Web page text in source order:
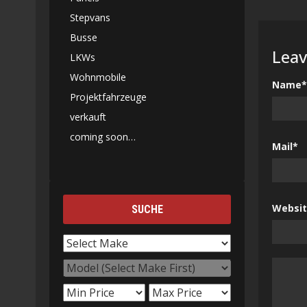
Name*
Mail*
Stepvans
Busse
LKWs
Wohnmobile
Projektfahrzeuge
verkauft
coming soon…
SUCHE